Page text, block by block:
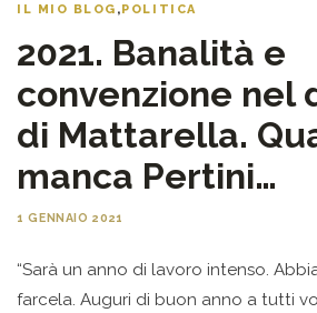
IL MIO BLOG , POLITICA
2021. Banalità e
convenzione nel
di Mattarella.
manca Pertini…
1 GENNAIO 2021
“Sarà un anno di lavoro intenso.
farcela. Auguri di buon anno a tutti